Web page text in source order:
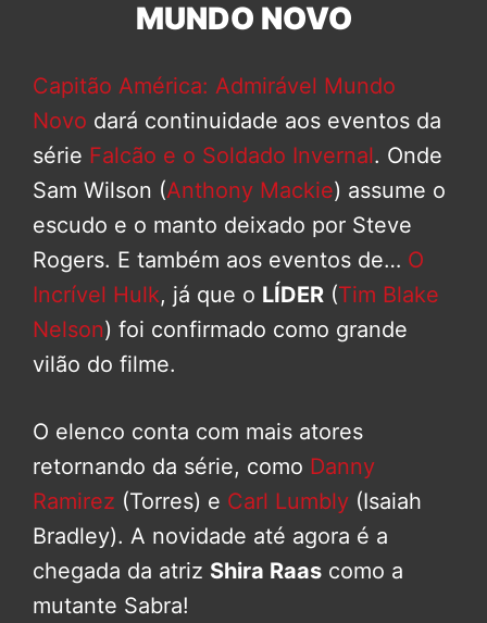
MUNDO NOVO
Capitão América: Admirável Mundo
Novo dará continuidade aos eventos da
série Falcão e o Soldado Invernal. Onde
Sam Wilson (Anthony Mackie) assume o
escudo e o manto deixado por Steve
Rogers. E também aos eventos de… O
Incrível Hulk, já que o LÍDER (Tim Blake
Nelson) foi confirmado como grande
vilão do filme.
O elenco conta com mais atores
retornando da série, como Danny
Ramirez (Torres) e Carl Lumbly (Isaiah
Bradley). A novidade até agora é a
chegada da atriz Shira Raas como a
mutante Sabra!